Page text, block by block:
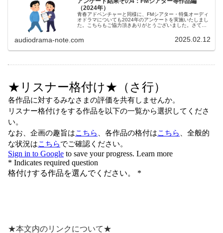
（2024年）
青春アドベンチャーと同様に、FMシアター・特集オーディ
オドラマについても2024年のアンケートを実施いたしまし
た。こちらもご協力頂きありがとうございました。さてそ
ら。なお、アンケート回答者の属性等、アンケートの概要
はこちらをご覧下さい。（注意）コメントには一部ネタバ
audiodrama-note.com 2025.02.12
★本文内のリンクについて★